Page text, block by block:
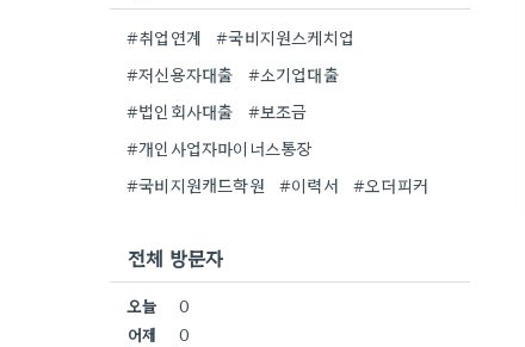
#취업연계
#국비지원스케치업
#저신용자대출
#소기업대출
#법인회사대출
#보조금
#개인사업자마이너스통장
#국비지원캐드학원
#이력서 #오더피커
전체 방문자
오늘
0
어제
0